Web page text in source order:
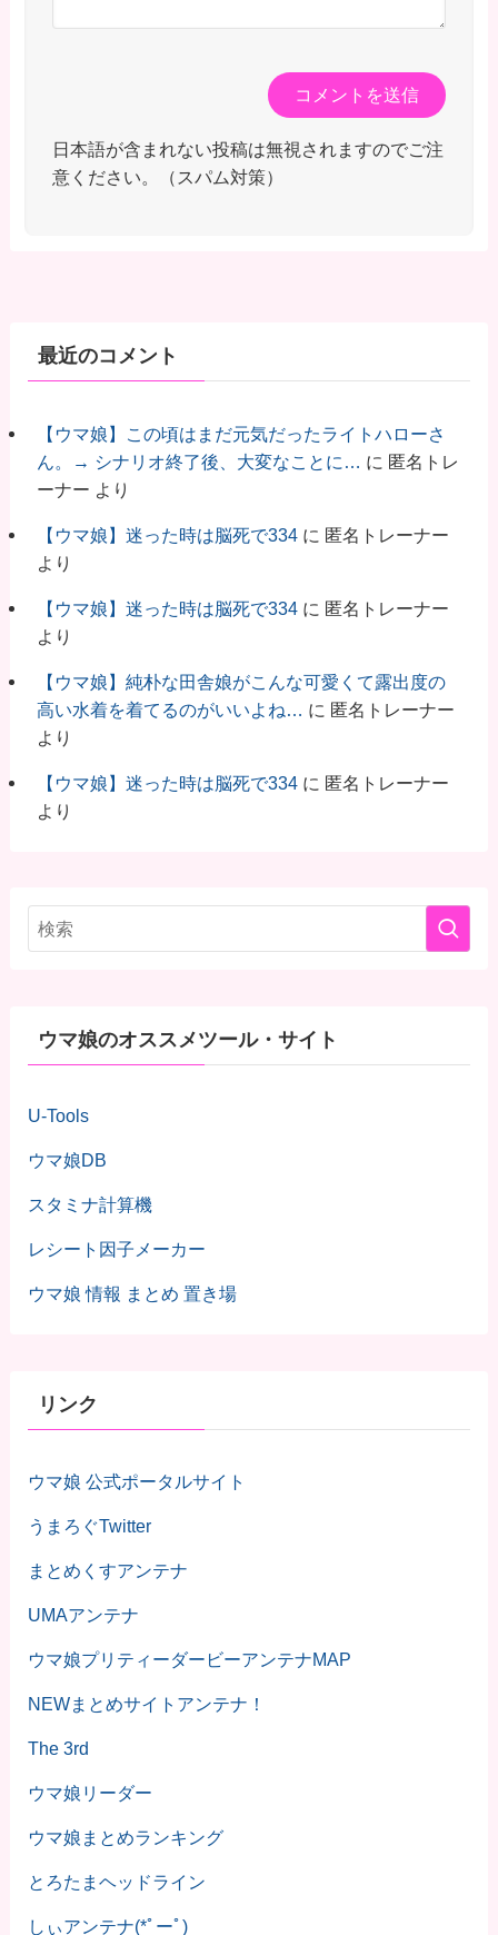
日本語が含まれない投稿は無視されますのでご注
意ください。（スパム対策）
最近のコメント
【ウマ娘】この頃はまだ元気だったライトハローさ
ん。→ シナリオ終了後、大変なことに… に 匿名トレ
ーナー より
【ウマ娘】迷った時は脳死で334に 匿名トレーナー
より
【ウマ娘】迷った時は脳死で334に 匿名トレーナー
より
【ウマ娘】純朴な田舎娘がこんな可愛くて露出度の
高い水着を着てるのがいいよね… に 匿名トレーナー
より
【ウマ娘】迷った時は脳死で334に 匿名トレーナー
より
ウマ娘のオススメツール・サイト
U-Tools
ウマ娘DB
スタミナ計算機
レシート因子メーカー
ウマ娘 情報 まとめ 置き場
リンク
ウマ娘 公式ポータルサイト
うまろぐTwitter
まとめくすアンテナ
UMAアンテナ
ウマ娘プリティーダービーアンテナMAP
NEWまとめサイトアンテナ！
The 3rd
ウマ娘リーダー
ウマ娘まとめランキング
とろたまヘッドライン
しぃアンテナ(*ﾟーﾟ)